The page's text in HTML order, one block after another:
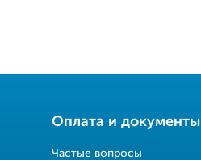
Оплата и документы
Частые вопросы